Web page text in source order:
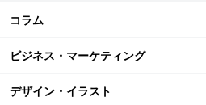
コラム
ビジネス・マーケティング
デザイン・イラスト